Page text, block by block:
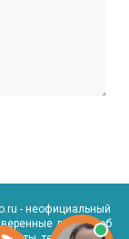
- неофициальный
данные об